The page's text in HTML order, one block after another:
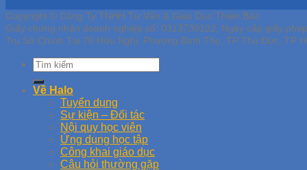
Copyright © Công Ty TNHH Tư Vấn & Giáo Dục Thiên Bảo
Giấy chứng nhận doanh nghiệp số: 0313739102, Ngày cấp giấy
Trụ Sở Chính Tại 70 Hữu Nghị, Phường Bình Thọ, TP Thủ Đức, TP
Về Halo
Tuyển dụng
Sự kiện – Đối tác
Nội quy học viên
Ứng dụng học tập
Công khai giáo dục
Câu hỏi thường gặp